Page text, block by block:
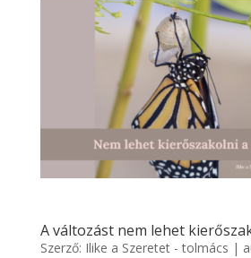
A változást nem lehet
Szerző: Ilike a Szeretet - tolmács |